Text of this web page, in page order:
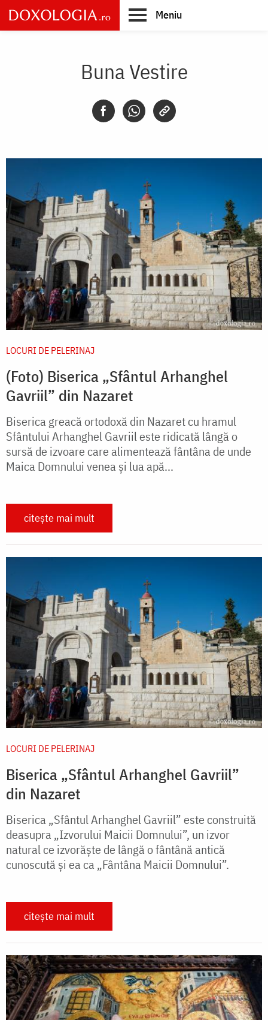
Skip
to
main
Meniu
Buna Vestire
LOCURI DE PELERINAJ
(Foto) Biserica „Sfântul Arhanghel
Gavriil” din Nazaret
Biserica greacă ortodoxă din Nazaret cu hramul
Sfântului Arhanghel Gavriil este ridicată lângă o
sursă de izvoare care alimentează fântâna de unde
Maica Domnului venea şi lua apă...
citește mai mult
LOCURI DE PELERINAJ
Biserica „Sfântul Arhanghel Gavriil”
din Nazaret
Biserica „Sfântul Arhanghel Gavriil” este construită
deasupra „Izvorului Maicii Domnului”, un izvor
natural ce izvorăşte de lângă o fântână antică
cunoscută şi ea ca „Fântâna Maicii Domnului”.
citește mai mult